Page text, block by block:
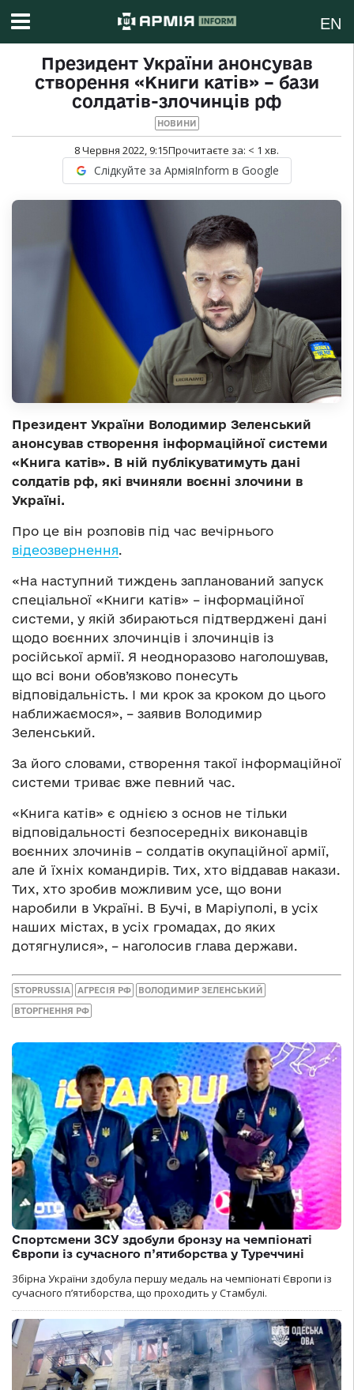
EN
Президент України анонсував
створення «Книги катів» – бази
солдатів-злочинців рф
НОВИНИ
8 Червня 2022, 9:15Прочитаєте за: < 1 хв.
Слідкуйте за АрміяInform в Google
Президент України Володимир Зеленський
анонсував створення інформаційної системи
«Книга катів». В ній публікуватимуть дані
солдатів рф, які вчиняли воєнні злочини в
Україні.
Про це він розповів під час вечірнього
відеозвернення.
«На наступний тиждень запланований запуск
спеціальної «Книги катів» – інформаційної
системи, у якій збираються підтверджені дані
щодо воєнних злочинців і злочинців із
російської армії. Я неодноразово наголошував,
що всі вони обов’язково понесуть
відповідальність. І ми крок за кроком до цього
наближаємося», – заявив Володимир
Зеленський.
За його словами, створення такої інформаційної
системи триває вже певний час.
«Книга катів» є однією з основ не тільки
відповідальності безпосередніх виконавців
воєнних злочинів – солдатів окупаційної армії,
але й їхніх командирів. Тих, хто віддавав накази.
Тих, хто зробив можливим усе, що вони
наробили в Україні. В Бучі, в Маріуполі, в усіх
наших містах, в усіх громадах, до яких
дотягнулися», – наголосив глава держави.
STOPRUSSIA АГРЕСІЯ РФ ВОЛОДИМИР ЗЕЛЕНСЬКИЙ
ВТОРГНЕННЯ РФ
Спортсмени ЗСУ здобули бронзу на чемпіонаті
Європи із сучасного п’ятиборства у Туреччині
Збірна України здобула першу медаль на чемпіонаті Європи із
сучасного п’ятиборства, що проходить у Стамбулі.